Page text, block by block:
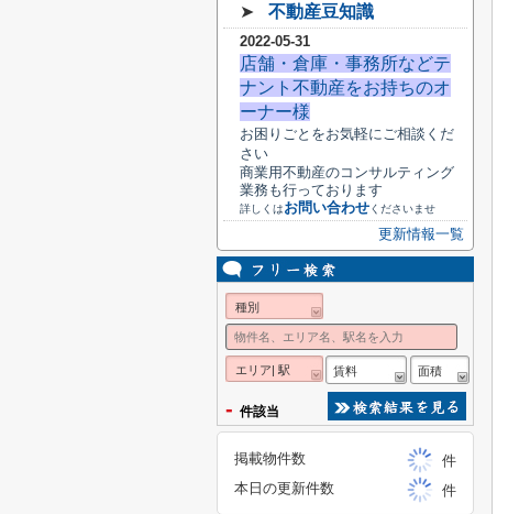
➤ 不動産豆知識
2022-05-31
店舗・倉庫・事務所などテ
ナント不動産をお持ちのオ
ーナー様
お困りごとをお気軽にご相談くだ
さい
商業用不動産のコンサルティング
業務も行っております
詳しくはお問い合わせくださいませ
更新情報一覧
種別
エリア| 駅 賃料 面積
- 件該当
掲載物件数
件
本日の更新件数
件